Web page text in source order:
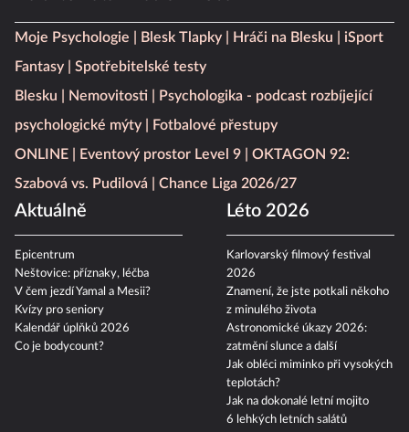
Moje Psychologie Blesk Tlapky Hráči na Blesku
iSport
Fantasy
Spotřebitelské testy
Blesku
Nemovitosti
Psychologika - podcast rozbíjející
psychologické mýty
Fotbalové přestupy
ONLINE
Eventový prostor Level 9
OKTAGON 92:
Szabová vs. Pudilová
Chance Liga 2026/27
Aktuálně
Epicentrum
Neštovice: příznaky, léčba
V čem jezdí Yamal a Mesii?
Kvízy pro seniory
Kalendář úplňků 2026
Co je bodycount?
Léto 2026
Karlovarský filmový festival
2026
Znamení, že jste potkali někoho
z minulého života
Astronomické úkazy 2026:
zatmění slunce a další
Jak obléci miminko při vysokých
teplotách?
Jak na dokonalé letní mojito
6 lehkých letních salátů